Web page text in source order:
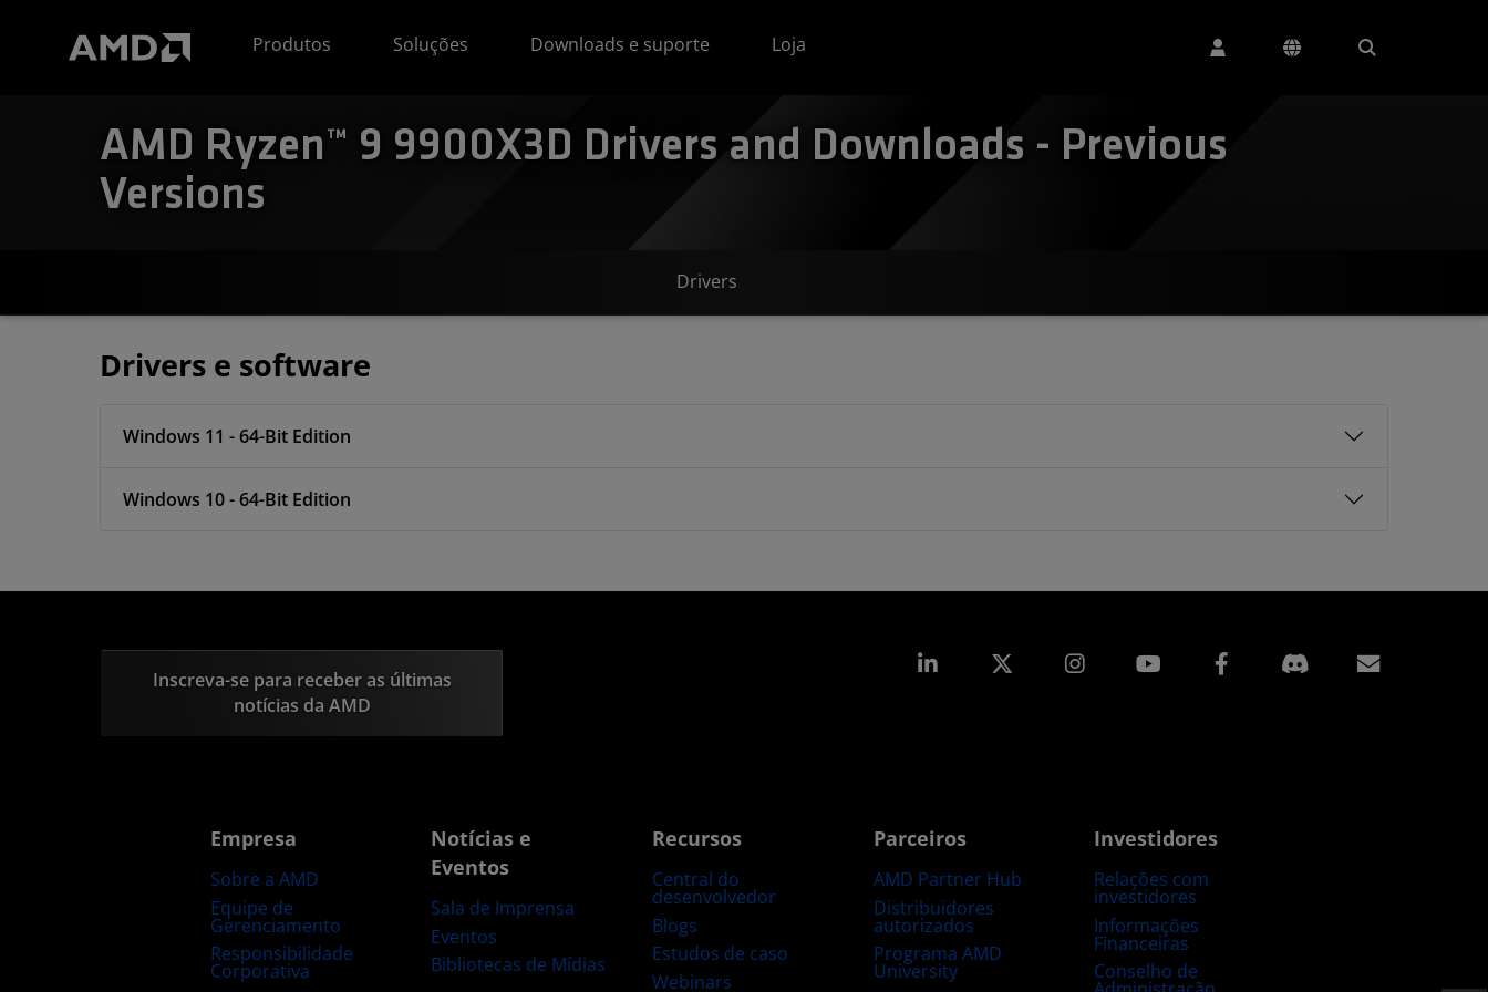
Produtos
Soluções Downloads e suporte Loja
AMD Ryzen™ 9 9900X3D Drivers and Downloads - Previous
Versions
Drivers
Drivers e software
Windows 11 - 64-Bit Edition
Windows 10 - 64-Bit Edition
Inscreva-se para receber as últimas
notícias da AMD
Linkedin Instagram Facebook
Empresa
Sobre a AMD
Equipe de
Gerenciamento
Responsibilidade
Corporativa
Notícias e
Eventos
Sala de Imprensa
Eventos
Bibliotecas de Mídias
Recursos
Central do
desenvolvedor
Blogs
Estudos de caso
Webinars
Parceiros
AMD Partner Hub
Distribuidores
autorizados
Programa AMD
University
Investidores
Relações com
investidores
Informações
Financeiras
Conselho de